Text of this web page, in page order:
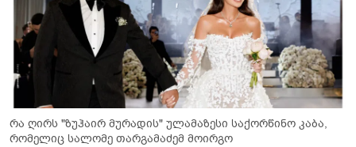
რა ღირს "ზუჰაირ მურადის" ულამაზესი საქორწინო კაბა,
რომელიც სალომე თარგამაძემ მოირგო